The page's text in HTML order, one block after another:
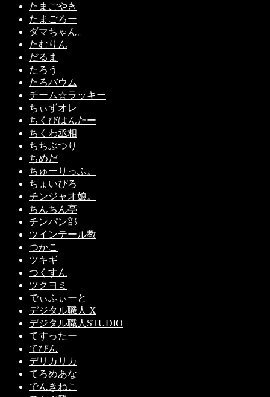
たまごやき
たまごろー
ダマちゃん。
たむりん
だるま
たろう
たろバウム
チーム☆ラッキー
ちぃずオレ
ちくびはんたー
ちくわ丞相
ちちぶつり
ちめだ
ちゅーりっふ。
ちょいぴろ
チンジャオ娘。
ちんちん亭
チンパン部
ツインテール教
つかこ
ツキギ
つくすん
ツクヨミ
でぃふぃーと
デジタル職人 X
デジタル職人STUDIO
てすったー
てびん
デリカリカ
てろめあな
でんきねこ